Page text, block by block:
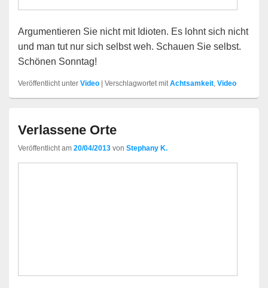
Argumentieren Sie nicht mit Idioten. Es lohnt sich nicht
und man tut nur sich selbst weh. Schauen Sie selbst.
Schönen Sonntag!
Veröffentlicht unter Video | Verschlagwortet mit Achtsamkeit Video
Verlassene Orte
Veröffentlicht am 20/04/2013 von Stephany K.